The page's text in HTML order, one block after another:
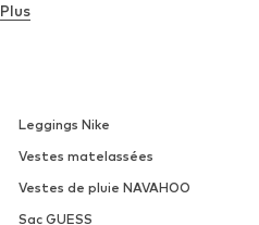
Leggings Nike
Vestes matelassées
Vestes de pluie NAVAHOO
Sac GUESS
Plus